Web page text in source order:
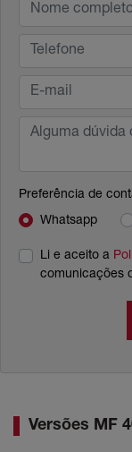
Preferência de
Whatsapp
Li e aceito a
comunicações
Versões MF